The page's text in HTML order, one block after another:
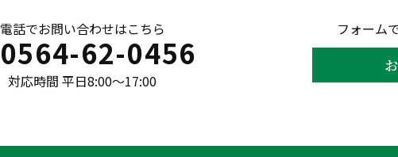
電話でお問い合わせはこちら
0564-62-0456
対応時間 平日8:00〜17:00
フォーム